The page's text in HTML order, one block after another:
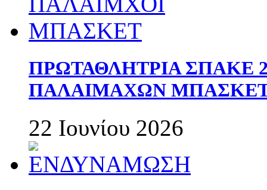
ΠΡΩΤΑΘΛΗΤΡΙΑ ΣΠΑΚΕ
ΠΑΛΑΙΜΑΧΩΝ
22 Ιουνίου 2026